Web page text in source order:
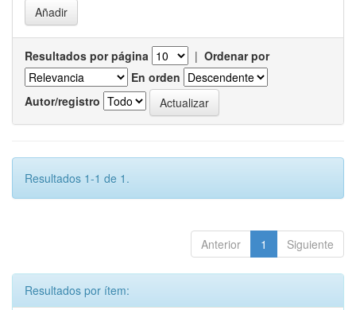
Resultados por página | Ordenar por
En orden
Autor/registro
Resultados 1-1 de 1.
Anterior 1 Siguiente
Resultados por ítem: